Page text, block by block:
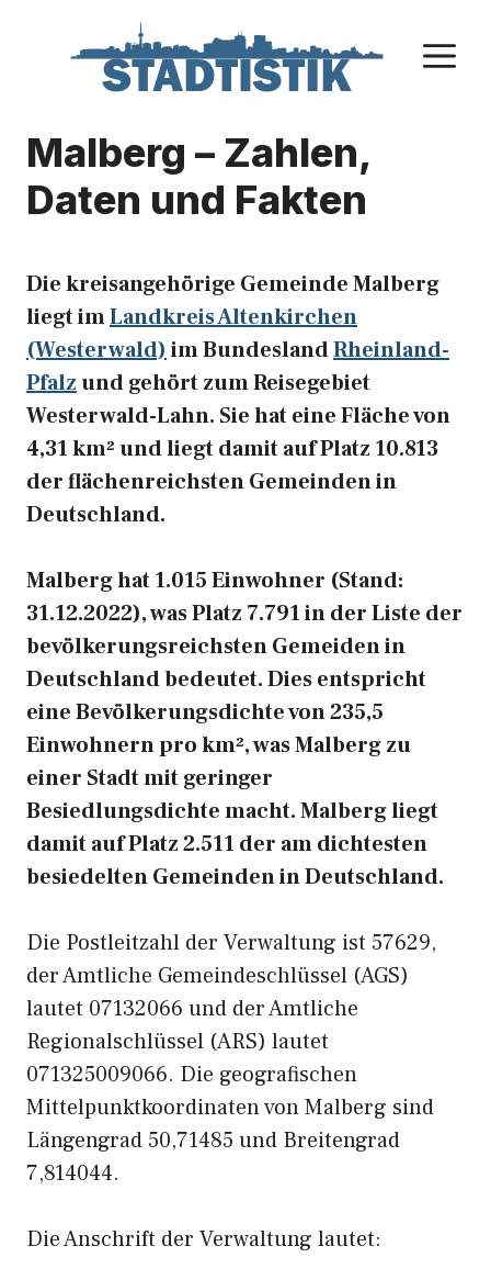
Malberg – Zahlen,
Daten und Fakten
Die kreisangehörige Gemeinde Malberg
liegt imLandkreis Altenkirchen
(Westerwald) im BundeslandRheinland-
Pfalzund gehört zum Reisegebiet
Westerwald-Lahn. Sie hat eine Fläche von
4,31 km² und liegt damit auf Platz 10.813
der flächenreichsten Gemeinden in
Deutschland.
Malberg hat 1.015 Einwohner (Stand:
31.12.2022), was Platz 7.791 in der Liste der
bevölkerungsreichsten Gemeiden in
Deutschland bedeutet. Dies entspricht
eine Bevölkerungsdichte von 235,5
Einwohnern pro km², was Malberg zu
einer Stadt mit geringer
Besiedlungsdichte macht. Malberg liegt
damit auf Platz 2.511 der am dichtesten
besiedelten Gemeinden in Deutschland.
Die Postleitzahl der Verwaltung ist 57629,
der Amtliche Gemeindeschlüssel (AGS)
lautet 07132066 und der Amtliche
Regionalschlüssel (ARS) lautet
071325009066. Die geografischen
Mittelpunktkoordinaten von Malberg sind
Längengrad 50,71485 und Breitengrad
7,814044.
Die Anschrift der Verwaltung lautet: